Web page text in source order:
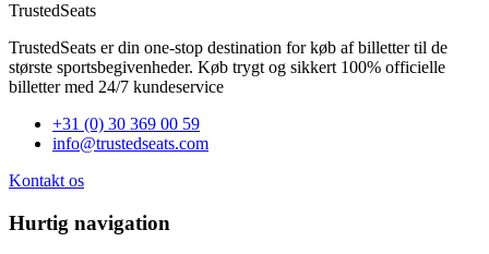
TrustedSeats
TrustedSeats er din one-stop destination for køb af billetter til de
største sportsbegivenheder. Køb trygt og sikkert 100% officielle
billetter med 24/7 kundeservice
+31 (0) 30 369 00 59
info@trustedseats.com
Kontakt os
Hurtig navigation